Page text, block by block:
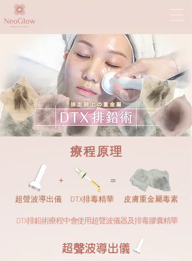
療程原理
+
超聲波導出儀 皮膚重金屬毒素
=
​DTX排毒精華
DTX排鉛術療程中會使用超聲波儀器及排毒膠囊精華
超聲波導出儀